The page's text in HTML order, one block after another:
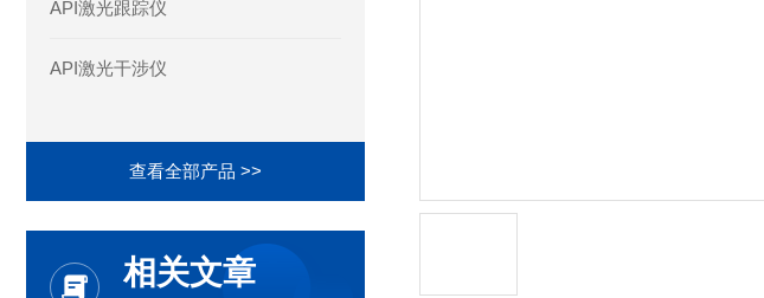
API激光跟踪仪
API激光干涉仪
查看全部产品 >>
相关文章